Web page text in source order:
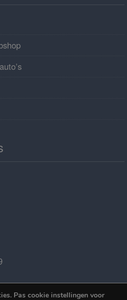
Pas cookie instellingen voor